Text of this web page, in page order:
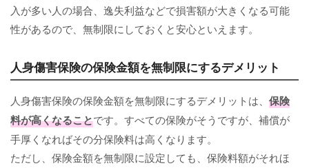
入が多い人の場合、逸失利益などで損害額が大きくなる可能
性があるので、無制限にしておくと安心といえます。
人身傷害保険の保険金額を無制限にするデメリット
人身傷害保険の保険金額を無制限にするデメリットは、 保険
料が高くなることです。すべての保険がそうですが、補償が
手厚くなればその分保険料は高くなります。
ただし、保険金額を無制限に設定しても、保険料額がそれほ